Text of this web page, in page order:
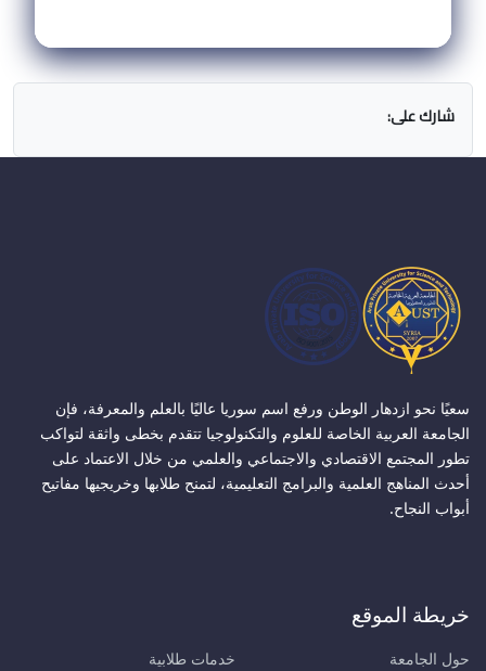
شارك على:
سعيًا نحو ازدهار الوطن ورفع اسم سوريا عاليًا بالعلم والمعرفة، فإن
الجامعة العربية الخاصة للعلوم والتكنولوجيا تتقدم بخطى واثقة لتواكب
تطور المجتمع الاقتصادي والاجتماعي والعلمي من خلال الاعتماد على
أحدث المناهج العلمية والبرامج التعليمية، لتمنح طلابها وخريجيها مفاتيح
أبواب النجاح.
خريطة الموقع
حول الجامعة
خدمات طلابية